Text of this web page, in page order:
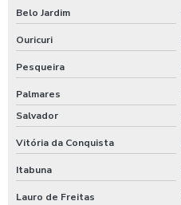
Belo Jardim
Ouricuri
Pesqueira
Palmares
Salvador
Vitória da Conquista
Itabuna
Lauro de Freitas